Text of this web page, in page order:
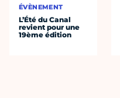
ÉVÈNEMENT
L’Été du Canal
revient pour une
19ème édition